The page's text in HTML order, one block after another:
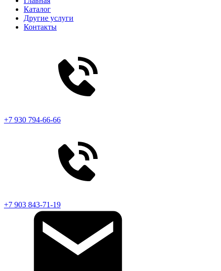
Каталог
Другие услуги
Контакты
+7 930 794-66-66
+7 903 843-71-19